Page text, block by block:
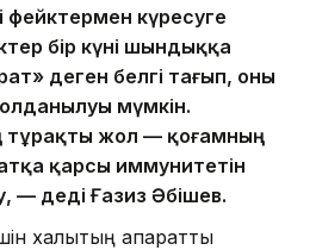
фейктермен күресуге
бір күні шындыққа
деген белгі тағып, оны
мүмкін.
тұрақты жол — қоғамның
қарсы иммунитетін
— деді Ғазиз Әбішев.
халықтың ақпараттық